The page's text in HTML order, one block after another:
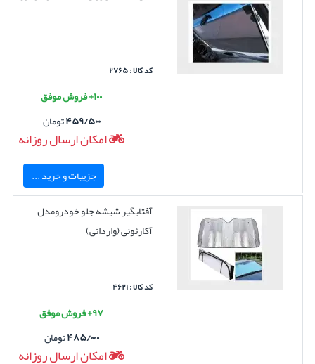
کد کالا : ۲۷۶۵
۱۰۰+ فروش موفق
۴۵۹/۵۰۰تومان
امکان ارسال روزانه
جزییات و خرید ...
آفتابگیر شیشه جلو خودرومدل
آکارئونی (وارداتی)
کد کالا : ۴۶۲۱
۹۷+ فروش موفق
۴۸۵/۰۰۰تومان
امکان ارسال روزانه